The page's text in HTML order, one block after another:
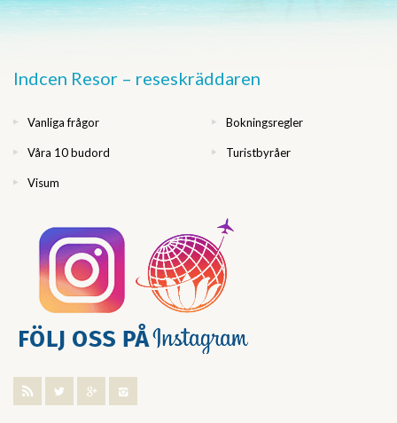
Indcen Resor – reseskräddaren
Vanliga frågor Bokningsregler
Våra 10 budord Turistbyråer
Visum